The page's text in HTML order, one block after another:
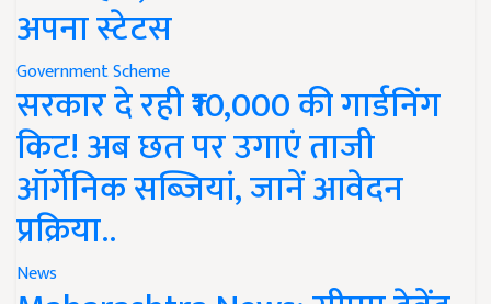
अपना स्टेटस
Government Scheme
सरकार दे रही ₹10,000 की गार्डनिंग
किट! अब छत पर उगाएं ताजी
ऑर्गेनिक सब्जियां, जानें आवेदन
प्रक्रिया..
News